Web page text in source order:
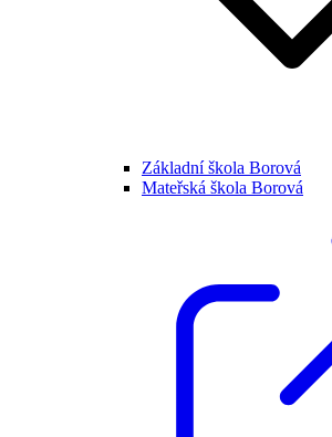
Základní škola Borová
Mateřská škola Borová